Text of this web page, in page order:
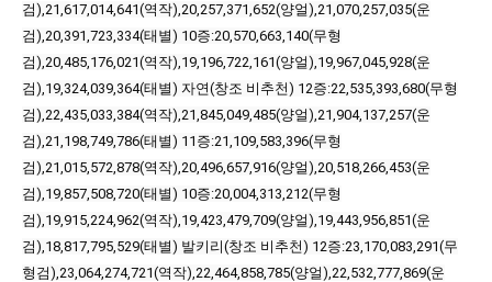
검),21,617,014,641(역작),20,257,371,652(양얼),21,070,257,035(운
검),20,391,723,334(태별) 10증:20,570,663,140(무형
검),20,485,176,021(역작),19,196,722,161(양얼),19,967,045,928(운
검),19,324,039,364(태별) 자연(창조 비추천) 12증:22,535,393,680(무형
검),22,435,033,384(역작),21,845,049,485(양얼),21,904,137,257(운
검),21,198,749,786(태별) 11증:21,109,583,396(무형
검),21,015,572,878(역작),20,496,657,916(양얼),20,518,266,453(운
검),19,857,508,720(태별) 10증:20,004,313,212(무형
검),19,915,224,962(역작),19,423,479,709(양얼),19,443,956,851(운
검),18,817,795,529(태별) 발키리(창조 비추천) 12증:23,170,083,291(무
형검),23,064,274,721(역작),22,464,858,785(양얼),22,532,777,869(운